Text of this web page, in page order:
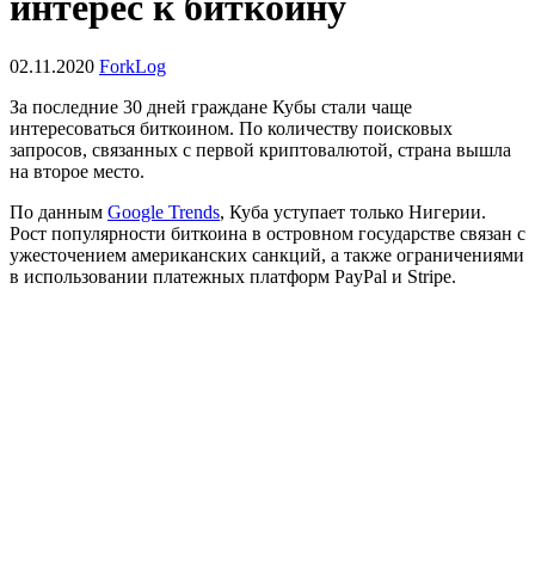
02.11.2020 ForkLog
За последние 30 дней граждане Кубы стали чаще
интересоваться биткоином. По количеству поисковых
запросов, связанных с первой криптовалютой, страна вышла
на второе место.
По данным Google Trends, Куба уступает только Нигерии.
Рост популярности биткоина в островном государстве связан с
ужесточением американских санкций, а также ограничениями
в использовании платежных платформ PayPal и Stripe.